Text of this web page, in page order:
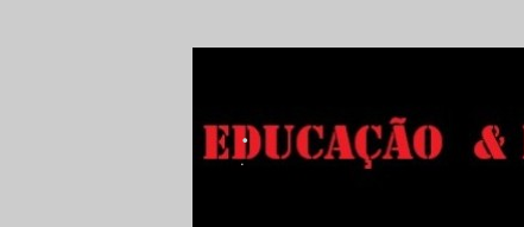
.
.